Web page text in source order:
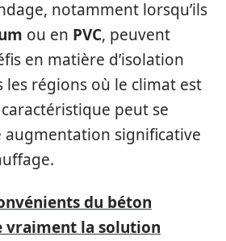
notamment lorsqu’ils
ou en PVC, peuvent
en matière d’isolation
les régions où le climat est
peut se
significative
du béton
vraiment la solution